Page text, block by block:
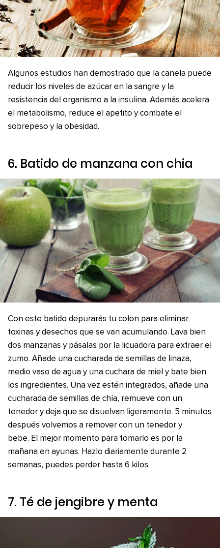
Algunos estudios han demostrado que la canela puede
reducir los niveles de azúcar en la sangre y la
resistencia del organismo a la insulina. Además acelera
el metabolismo, reduce el apetito y combate el
sobrepeso y la obesidad.
6. Batido de manzana con chia
Con este batido depurarás tu colon para eliminar
toxinas y desechos que se van acumulando. Lava bien
dos manzanas y pásalas por la licuadora para extraer el
zumo. Añade una cucharada de semillas de linaza,
medio vaso de agua y una cuchara de miel y bate bien
los ingredientes. Una vez estén integrados, añade una
cucharada de semillas de chía, remueve con un
tenedor y deja que se disuelvan ligeramente. 5 minutos
después volvemos a remover con un tenedor y
bebe. El mejor momento para tomarlo es por la
mañana en ayunas. Hazlo diariamente durante 2
semanas, puedes perder hasta 6 kilos.
7. Té de jengibre y menta